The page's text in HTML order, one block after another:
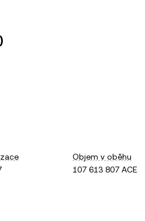
Objem v oběhu
107 613 807 ACE